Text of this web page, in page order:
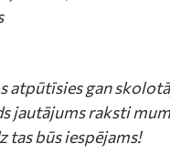
atpūtīsies gan
jautājums raksti
tas būs iespējams!